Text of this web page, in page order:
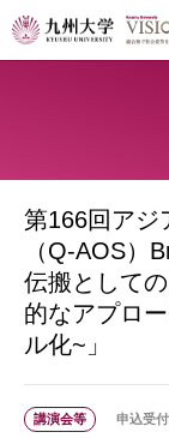
第166回アジ
（Q-AOS）
伝搬として
的なアプロ
ル化~」
講演会等 申込受